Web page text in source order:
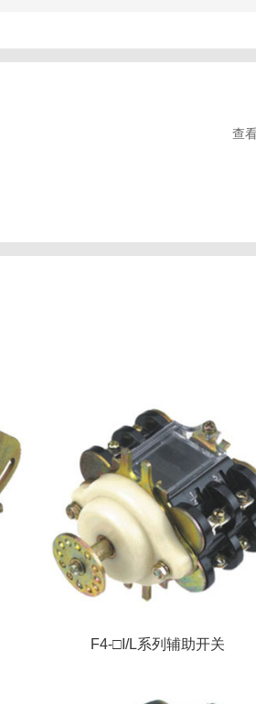
查
F4-□I/L系列辅助开关